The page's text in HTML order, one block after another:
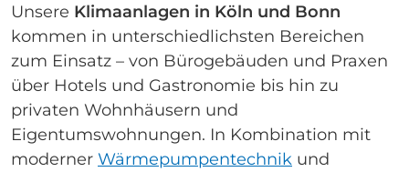
Unsere Klimaanlagen in Köln und Bonn
kommen in unterschiedlichsten Bereichen
zum Einsatz – von Bürogebäuden und Praxen
über Hotels und Gastronomie bis hin zu
privaten Wohnhäusern und
Eigentumswohnungen. In Kombination mit
moderner Wärmepumpentechnik und